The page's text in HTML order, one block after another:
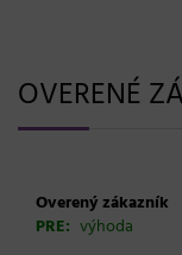
OVERENÉ
Overený zákazník
PRE: výhoda